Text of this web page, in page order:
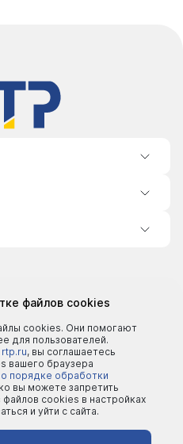
файлов cookies
cookies. Они помогают
для пользователей.
rtp.ru, вы соглашаетесь
вашего браузера
о порядке обработки
вы можете запретить
cookies в настройках
и уйти с сайта.